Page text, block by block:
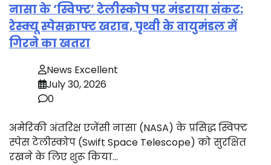
नासा के ‘स्विफ्ट’ टेलीस्कोप पर मंडराया संकट:
रेस्क्यू स्पेसक्राफ्ट खराब, पृथ्वी के वायुमंडल में
गिरने का खतरा
News Excellent
July 30, 2026
0
अमेरिकी अंतरिक्ष एजेंसी नासा (NASA) के प्रसिद्ध स्विफ्ट
स्पेस टेलीस्कोप (Swift Space Telescope) को सुरक्षित
रखने के लिए शुरू किया…